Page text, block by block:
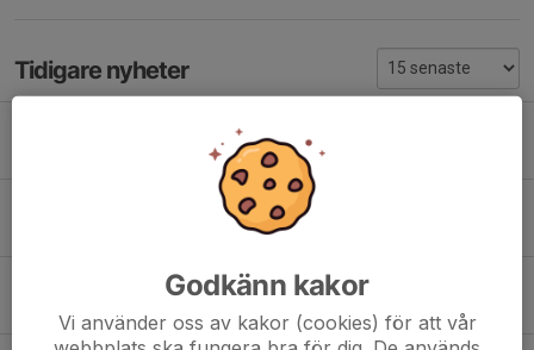
Tidigare nyheter
Semesterstängt på kansliet!
0
VM på Kroppefjälls Parken!
Fotbollsskolan 2026!
Godkänn kakor
Vi använder oss av kakor (cookies) för att vår